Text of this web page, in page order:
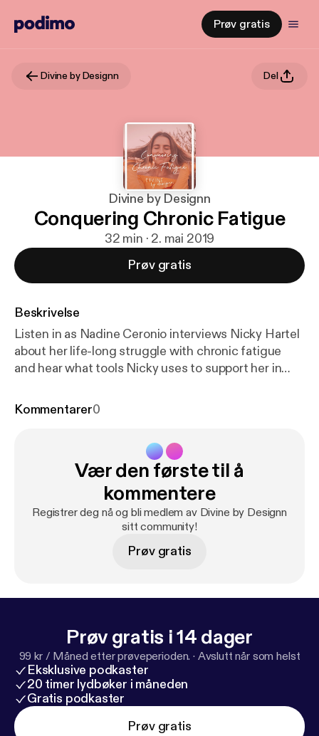
Prøv gratis
Divine by Designn Del
Divine by Designn
Conquering Chronic Fatigue
32 min · 2. mai 2019
Prøv gratis
Beskrivelse
Listen in as Nadine Ceronio interviews Nicky Hartel
about her life-long struggle with chronic fatigue
and hear what tools Nicky uses to support her in
Kommentarer0
Vær den første til å
kommentere
Registrer deg nå og bli medlem av Divine by Designn
sitt community!
Prøv gratis
Prøv gratis i 14 dager
99 kr / Måned etter prøveperioden. · Avslutt når som helst
Eksklusive podkaster
20 timer lydbøker i måneden
Gratis podkaster
Prøv gratis